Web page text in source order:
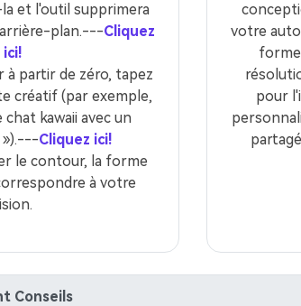
et l'outil supprimera
plan.---Cliquez
ici!
à partir de zéro, tapez
créatif (par exemple,
kawaii avec un
»).---Cliquez ici!
le contour, la forme
à votre
votre
pour
Conseils